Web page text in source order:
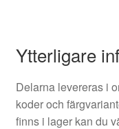
Ytterligare
Delarna levereras i
koder och
finns i lager kan du